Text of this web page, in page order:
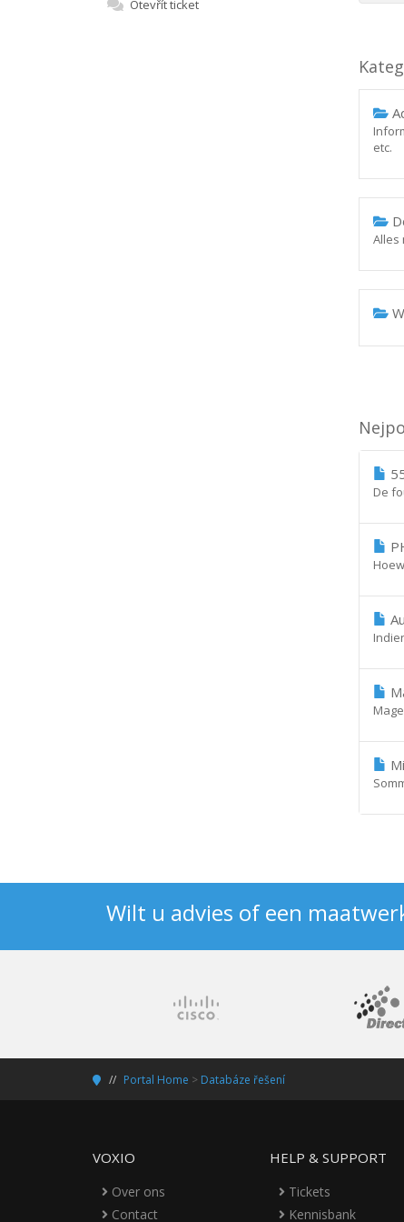
etc.
Alles
De
Otevřít ticket
Wilt u advies of een
Portal Home > Databáze řešení
VOXIO
Over ons
Contact
HELP & SUPPORT
Tickets
Kennisbank